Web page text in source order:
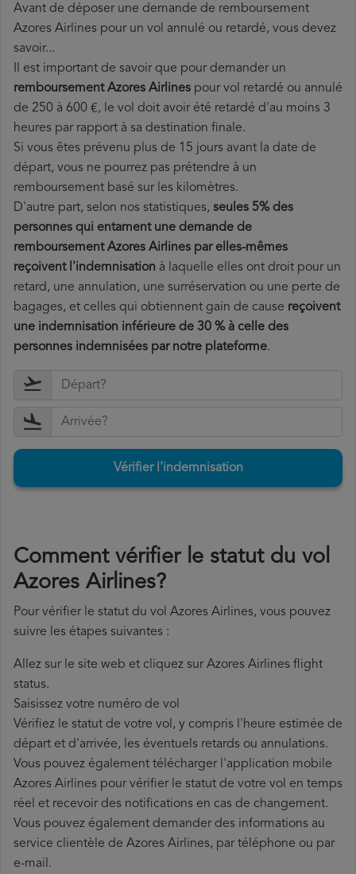
Avant de déposer une demande de remboursement
Azores Airlines pour un vol annulé ou retardé, vous devez
savoir...
Il est important de savoir que pour demander un
remboursement Azores Airlines pour vol retardé ou annulé
de 250 à 600 €, le vol doit avoir été retardé d'au moins 3
heures par rapport à sa destination finale.
Si vous êtes prévenu plus de 15 jours avant la date de
départ, vous ne pourrez pas prétendre à un
remboursement basé sur les kilomètres.
D'autre part, selon nos statistiques, seules 5% des
personnes qui entament une demande de
remboursement Azores Airlines par elles-mêmes
reçoivent l'indemnisation à laquelle elles ont droit pour un
retard, une annulation, une surréservation ou une perte de
bagages, et celles qui obtiennent gain de cause reçoivent
une indemnisation inférieure de 30 % à celle des
personnes indemnisées par notre plateforme.
Vérifier l'indemnisation
Comment vérifier le statut du vol
Azores Airlines?
Pour vérifier le statut du vol Azores Airlines, vous pouvez
suivre les étapes suivantes :
Allez sur le site web et cliquez sur Azores Airlines flight
status.
Saisissez votre numéro de vol
Vérifiez le statut de votre vol, y compris l'heure estimée de
départ et d'arrivée, les éventuels retards ou annulations.
Vous pouvez également télécharger l'application mobile
Azores Airlines pour vérifier le statut de votre vol en temps
réel et recevoir des notifications en cas de changement.
Vous pouvez également demander des informations au
service clientèle de Azores Airlines, par téléphone ou par
e-mail.